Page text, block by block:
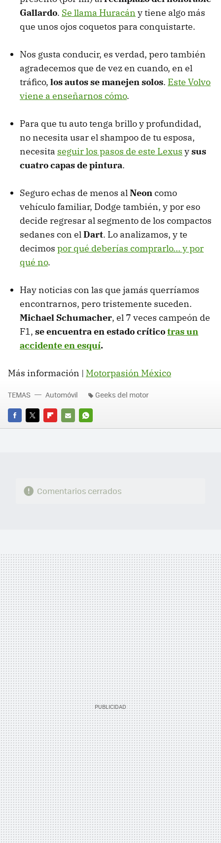
Gallardo. Se llama Huracán y tiene algo más
que unos ojos coquetos para conquistarte.
Nos gusta conducir, es verdad, pero también
agradecemos que de vez en cuando, en el
tráfico, los autos se manejen solos. Este Volvo
viene a enseñarnos cómo.
Para que tu auto tenga brillo y profundidad,
no necesita usar el shampoo de tu esposa,
necesita seguir los pasos de este Lexus ysus
cuatro capas de pintura.
Seguro echas de menos alNeoncomo
vehículo familiar, Dodge también, y por eso
decide regresar al segmento de los compactos
sedanes con elDart. Lo analizamos, y te
decimos por qué deberías comprarlo... y por
qué no.
Hay noticias con las que jamás querríamos
encontrarnos, pero tristemente suceden.
Michael Schumacher, el 7 veces campeón de
F1, se encuentra en estado críticotras un
accidente en esquí.
Más información | Motorpasión México
FACEBOOK
TWITTERFLIPBOARD
E-
WHATSAPP
TEMAS Automóvil Geeks del motor
Comentarios cerrados